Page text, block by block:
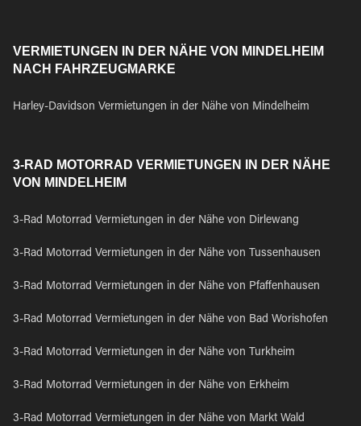
VERMIETUNGEN IN DER NÄHE VON MINDELHEIM
NACH FAHRZEUGMARKE
Harley-Davidson Vermietungen in der Nähe von Mindelheim
3-RAD MOTORRAD VERMIETUNGEN IN DER NÄHE
VON MINDELHEIM
3-Rad Motorrad Vermietungen in der Nähe von Dirlewang
3-Rad Motorrad Vermietungen in der Nähe von Tussenhausen
3-Rad Motorrad Vermietungen in der Nähe von Pfaffenhausen
3-Rad Motorrad Vermietungen in der Nähe von Bad Worishofen
3-Rad Motorrad Vermietungen in der Nähe von Turkheim
3-Rad Motorrad Vermietungen in der Nähe von Erkheim
3-Rad Motorrad Vermietungen in der Nähe von Markt Wald